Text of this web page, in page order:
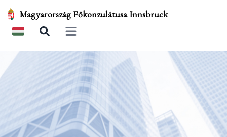
Magyarország Főkonzulátusa Innsbruck
Open main menu